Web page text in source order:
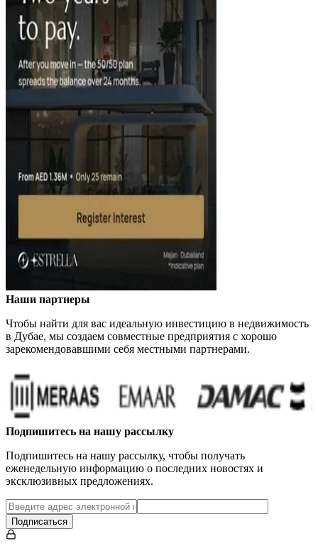
Наши партнеры
Чтобы найти для вас идеальную инвестицию в недвижимость
в Дубае, мы создаем совместные предприятия с хорошо
зарекомендовавшими себя местными партнерами.
Подпишитесь на нашу рассылку
Подпишитесь на нашу рассылку, чтобы получать
еженедельную информацию о последних новостях и
эксклюзивных предложениях.
Подписаться